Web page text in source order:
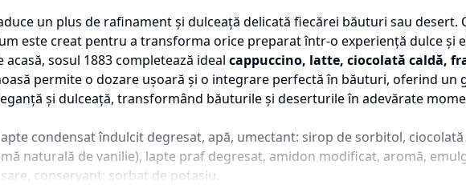
un plus de rafinament și dulceață delicată fiecărei băuturi sau
este creat pentru a transforma orice preparat într-o experiență dulce și
sosul 1883 completează ideal cappuccino, latte, ciocolată caldă,
permite o dozare ușoară și o integrare perfectă în băuturi, oferind un
și dulceață, transformând băuturile și deserturile în adevărate
condensat îndulcit degresat, apă, umectant: sirop de sorbitol,
naturală de vanilie), lapte praf degresat, amidon modificat, aromă,
conservant: sorbat de potasiu.